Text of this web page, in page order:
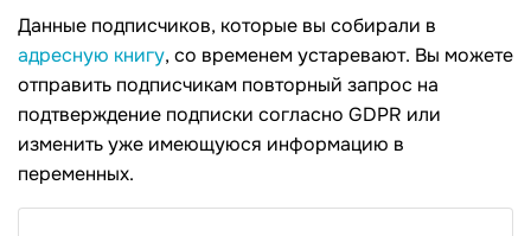
Данные подписчиков, которые вы собирали в
адресную книгу, со временем устаревают. Вы можете
отправить подписчикам повторный запрос на
подтверждение подписки согласно GDPR или
изменить уже имеющуюся информацию в
переменных.